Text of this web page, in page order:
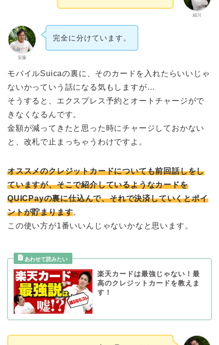
細川
安藤
完全に分けています。
モバイルSuicaの裏に、そのカードを入れたらいいじゃ
ないかっていう話になる気もしますが…
そうすると、エクスプレス予約とオートチャージがで
きなくなるんです。
金額が減ってきたと思った時にチャージしておかない
と、改札で止まっちゃうわけですよ。
オススメのクレジットカードについても前回話しをし
ていますが、そこで紹介しているようなカードを
QUICPayの裏に仕込んで、それで決済していくとポイ
ントが貯まります。
この使い方が1番いいんじゃないかなと思います。
楽天カードは最強じゃない！最
高のクレジットカードを教えま
す！